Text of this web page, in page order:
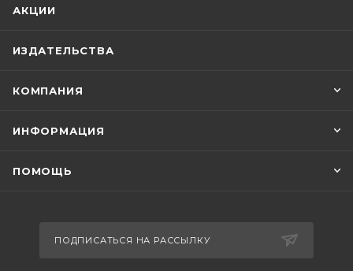
АКЦИИ
ИЗДАТЕЛЬСТВА
КОМПАНИЯ
ИНФОРМАЦИЯ
ПОМОЩЬ
ПОДПИСАТЬСЯ НА РАССЫЛКУ